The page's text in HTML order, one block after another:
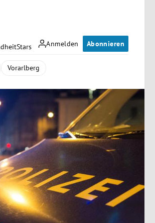
Anmelden Abonnieren
Stars
Vorarlberg